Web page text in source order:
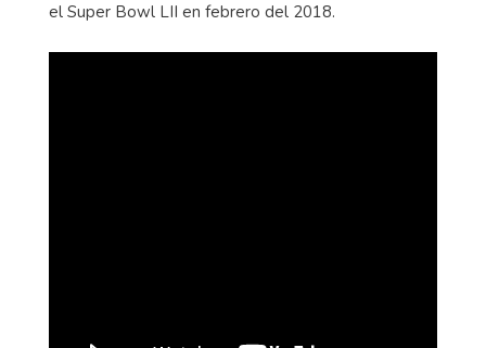
el Super Bowl LII en febrero del 2018.